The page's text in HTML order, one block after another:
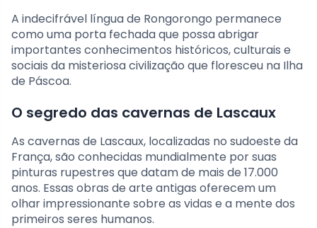
A indecifrável língua de Rongorongo permanece
como uma porta fechada que possa abrigar
importantes conhecimentos históricos, culturais e
sociais da misteriosa civilização que floresceu na Ilha
de Páscoa.
O segredo das cavernas de Lascaux
As cavernas de Lascaux, localizadas no sudoeste da
França, são conhecidas mundialmente por suas
pinturas rupestres que datam de mais de 17.000
anos. Essas obras de arte antigas oferecem um
olhar impressionante sobre as vidas e a mente dos
primeiros seres humanos.